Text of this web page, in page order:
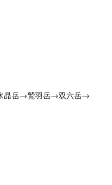
晶岳→鷲羽岳→双六岳→